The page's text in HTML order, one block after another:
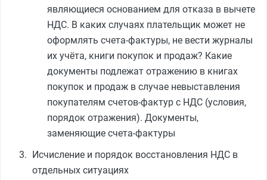
являющиеся основанием для отказа в вычете
НДС. В каких случаях плательщик может не
оформлять счета-фактуры, не вести журналы
их учёта, книги покупок и продаж? Какие
документы подлежат отражению в книгах
покупок и продаж в случае невыставления
покупателям счетов-фактур с НДС (условия,
порядок отражения). Документы,
заменяющие счета-фактуры
Исчисление и порядок восстановления НДС в
отдельных ситуациях